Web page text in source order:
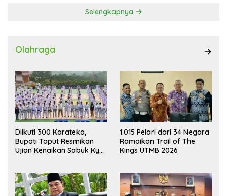
Selengkapnya
Olahraga
Diikuti 300 Karateka,
Bupati Taput Resmikan
Ujian Kenaikan Sabuk Kyu
1.015 Pelari dari 34 Negara
Ramaikan Trail of The
Kings UTMB 2026